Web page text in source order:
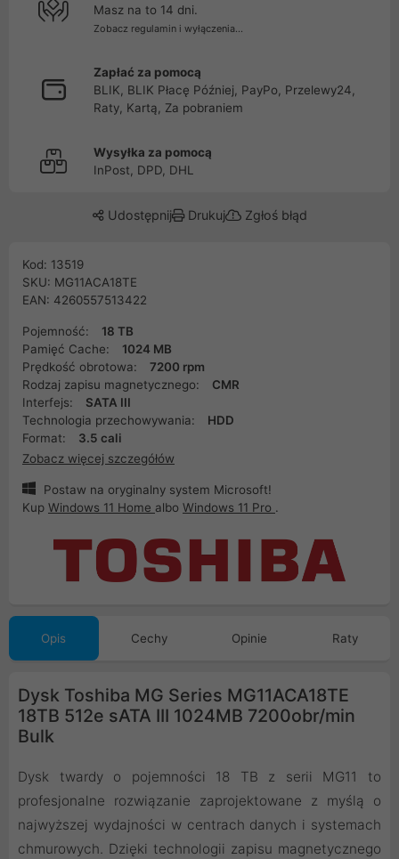
Masz na to 14 dni.
Zobacz regulamin i wyłączenia...
Zapłać za pomocą
BLIK, BLIK Płacę Później, PayPo, Przelewy24,
Raty, Kartą, Za pobraniem
Wysyłka za pomocą
InPost, DPD, DHL
Udostępnij Drukuj Zgłoś błąd
Kod: 13519
SKU: MG11ACA18TE
EAN: 4260557513422
Pojemność:
18 TB
Pamięć Cache:
1024 MB
Prędkość obrotowa:
7200 rpm
Rodzaj zapisu magnetycznego:
CMR
Interfejs:
SATA III
Technologia przechowywania:
HDD
Format:
3.5 cali
Zobacz więcej szczegółów
Postaw na oryginalny system Microsoft!
Kup Windows 11 Home albo Windows 11 Pro .
Opis Cechy Opinie Raty
Dysk Toshiba MG Series MG11ACA18TE
18TB 512e sATA III 1024MB 7200obr/min
Bulk
Dysk twardy o pojemności 18 TB z serii MG11 to
profesjonalne rozwiązanie zaprojektowane z myślą o
najwyższej wydajności w centrach danych i systemach
chmurowych. Dzięki technologii zapisu magnetycznego